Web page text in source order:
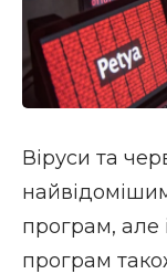
Віруси та
програм, але
програм